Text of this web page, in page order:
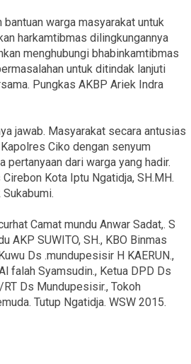
warga masyarakat untuk
harkamtibmas dilingkungannya
menghubungi bhabinkamtibmas
untuk ditindak lanjuti
Pungkas AKBP Ariek Indra
jawab. Masyarakat secara antusias
Ciko dengan senyum
pertanyaan dari warga yang hadir.
Kota Iptu Ngatidja, SH.MH.
Camat mundu Anwar Sadat,. S
AKP SUWITO, SH., KBO Binmas
Ds .mundupesisir H KAERUN.,
falah Syamsudin., Ketua DPD Ds
Ds Mundupesisir., Tokoh
Tutup Ngatidja. WSW 2015.